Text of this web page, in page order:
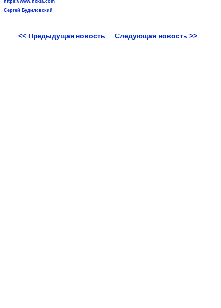
https://www.nokia.com
Сергей Будиловский
<< Предыдущая новость Следующая новость >>